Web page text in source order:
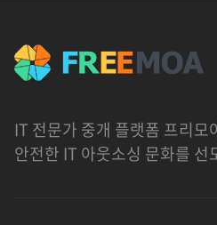
IT 전문가 중개 플랫폼 프리모
안전한 IT 아웃소싱 문화를 선